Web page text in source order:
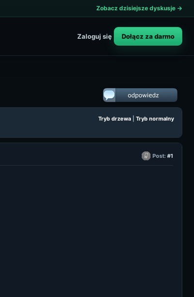
Zobacz dzisiejsze dyskusje →
Zaloguj się Dołącz za darmo
Tryb drzewa Tryb normalny
Post: #1